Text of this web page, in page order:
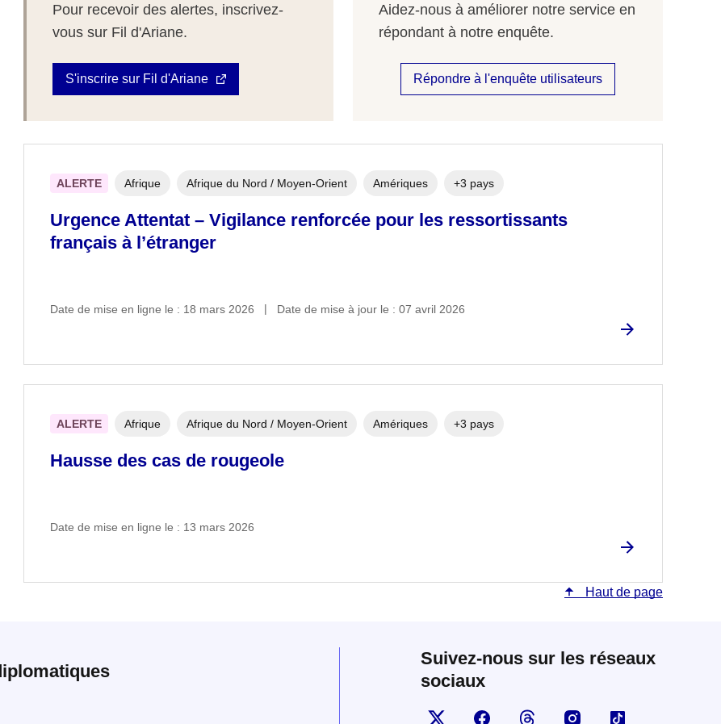
Pour recevoir des alertes, inscrivez-
vous sur Fil d'Ariane.
S'inscrire sur Fil d'Ariane
Aidez-nous à améliorer notre service en
répondant à notre enquête.
Répondre à l'enquête utilisateurs
Urgence Attentat – Vigilance renforcée pour les ressortissants
français à l’étranger
ALERTE Afrique Afrique du Nord / Moyen-Orient Amériques +3 pays
Date de mise en ligne le : 18 mars 2026 Date de mise à jour le : 07 avril 2026
Hausse des cas de rougeole
ALERTE Afrique Afrique du Nord / Moyen-Orient Amériques +3 pays
Date de mise en ligne le : 13 mars 2026
Haut de page
Suivez-nous sur les réseaux
sociaux
Visiter la page XSuivez-nous sur Facebook
Visiter le compte Threads
Visiter le compte